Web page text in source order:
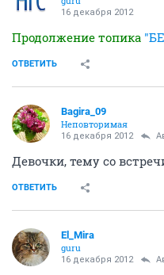
16 декабря 2012
Продолжение топика
ОТВЕТИТЬ
Bagira_09
Неповторимая
16 декабря 2012
Девочки, тему со
ОТВЕТИТЬ
El_Mira
guru
16 декабря 2012